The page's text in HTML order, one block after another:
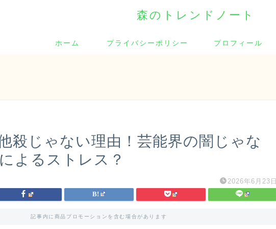
森のトレンドノート
ホーム プライバシーポリシー プロフィール
殺じゃない理由！芸能界の闇じゃな
よるストレス？
2026年6月23日
記事内に商品プロモーションを含む場合があります